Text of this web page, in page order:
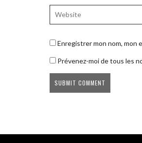
Enregistrer mon nom, mon
Prévenez-moi de tous les